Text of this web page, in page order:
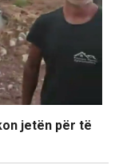
jetën për të